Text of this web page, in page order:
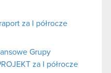
za I półrocze
Grupy
za I półrocze